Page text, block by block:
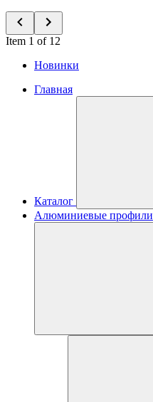
Item 1 of 12
Новинки
Главная
Каталог
Алюминиевые профили